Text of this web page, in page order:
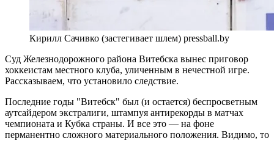
Кирилл Сачивко (застегивает шлем) pressball.by
Суд Железнодорожного района Витебска вынес приговор
хоккеистам местного клуба, уличенным в нечестной игре.
Рассказываем, что установило следствие.
Последние годы "Витебск" был (и остается) беспросветным
аутсайдером экстралиги, штампуя антирекорды в матчах
чемпионата и Кубка страны. И все это — на фоне
перманентно сложного материального положения. Видимо, то